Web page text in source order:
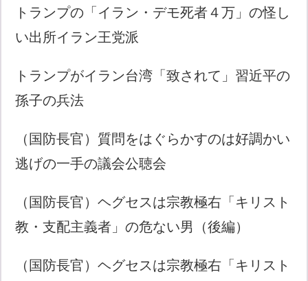
トランプの「イラン・デモ死者４万」の怪し
い出所イラン王党派
トランプがイラン台湾「致されて」習近平の
孫子の兵法
（国防長官）質問をはぐらかすのは好調かい
逃げの一手の議会公聴会
（国防長官）ヘグセスは宗教極右「キリスト
教・支配主義者」の危ない男（後編）
（国防長官）ヘグセスは宗教極右「キリスト